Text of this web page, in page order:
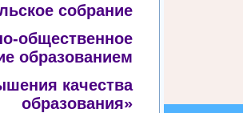
собрание
общественное
образованием
качества
образования»